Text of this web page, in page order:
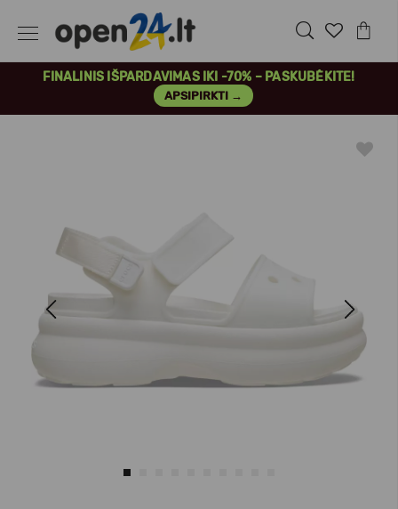
FINALINIS IŠPARDAVIMAS IKI -70% – PASKUBĖKITE!
APSIPIRKTI →
Next